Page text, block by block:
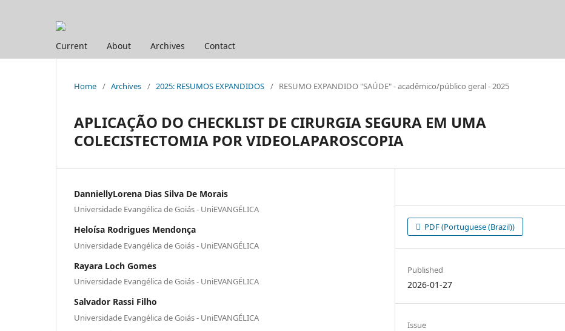
Current About Archives Contact
Home / Archives / 2025: RESUMOS EXPANDIDOS / RESUMO EXPANDIDO "SAÚDE" - acadêmico/público geral - 2025
APLICAÇÃO DO CHECKLIST DE CIRURGIA SEGURA EM UMA
COLECISTECTOMIA POR VIDEOLAPAROSCOPIA
DanniellyLorena Dias Silva De Morais
Universidade Evangélica de Goiás - UniEVANGÉLICA
Heloísa Rodrigues Mendonça
Universidade Evangélica de Goiás - UniEVANGÉLICA
Rayara Loch Gomes
Universidade Evangélica de Goiás - UniEVANGÉLICA
Salvador Rassi Filho
Universidade Evangélica de Goiás - UniEVANGÉLICA
PDF (Portuguese (Brazil))
Published
2026-01-27
Issue